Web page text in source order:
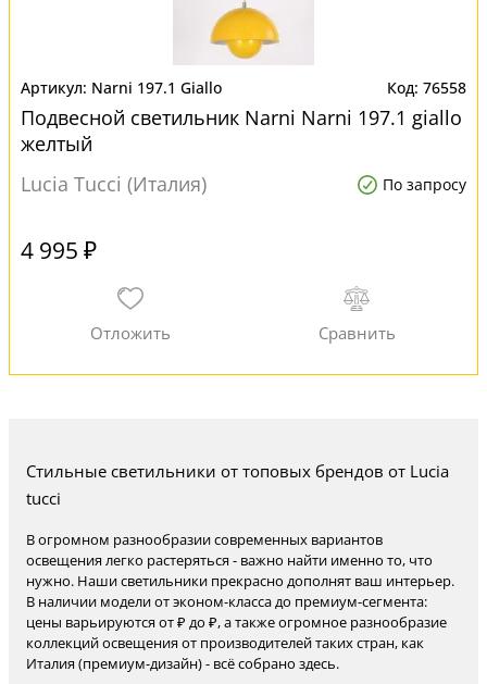
Narni 197.1 Giallo 76558
Подвесной светильник Narni Narni 197.1 giallo
желтый
Lucia Tucci (Италия)
По запросу
4 995 ₽
Стильные светильники от топовых брендов от Lucia
tucci
В огромном разнообразии современных вариантов
освещения легко растеряться - важно найти именно то, что
нужно. Наши светильники прекрасно дополнят ваш интерьер.
В наличии модели от эконом-класса до премиум-сегмента:
цены варьируются от ₽ до ₽, а также огромное разнообразие
коллекций освещения от производителей таких стран, как
Италия (премиум-дизайн) - всё собрано здесь.